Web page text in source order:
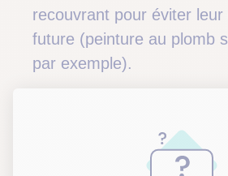
recouvrant pour éviter leur
future (peinture au plomb
par exemple).